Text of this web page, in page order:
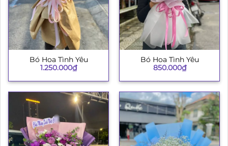
Bó Hoa Tình Yêu
1.250.000₫
Bó Hoa Tình Yêu
850.000₫